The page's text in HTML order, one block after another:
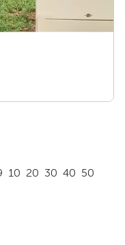
10 20 30 40 50